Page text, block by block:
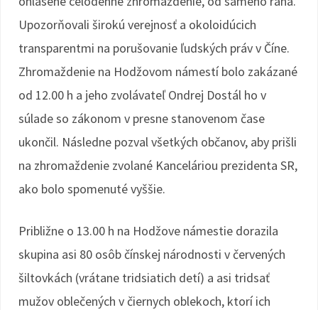
Upozorňovali širokú verejnosť a okoloidúcich
transparentmi na porušovanie ľudských práv v Číne.
Zhromaždenie na Hodžovom námestí bolo zakázané
od 12.00 h a jeho zvolávateľ Ondrej Dostál ho v
súlade so zákonom v presne stanovenom čase
ukončil. Následne pozval všetkých občanov, aby prišli
na zhromaždenie zvolané Kanceláriou prezidenta SR,
ako bolo spomenuté vyššie.
Približne o 13.00 h na Hodžove námestie dorazila
skupina asi 80 osôb čínskej národnosti v červených
šiltovkách (vrátane tridsiatich detí) a asi tridsať
mužov oblečených v čiernych oblekoch, ktorí ich